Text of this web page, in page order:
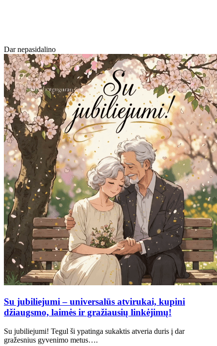
Dar nepasidalino
Su jubiliejumi – universalūs atvirukai, kupini
džiaugsmo, laimės ir gražiausių linkėjimų!
Su jubiliejumi! Tegul ši ypatinga sukaktis atveria duris į dar
gražesnius gyvenimo metus….